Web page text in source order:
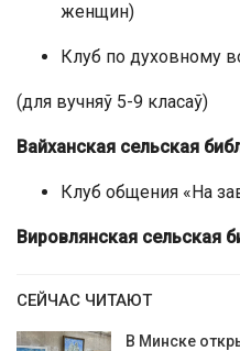
женщин)
Клуб по духовному
(для вучняў 5-9 класаў)
Вайханская сельская
Клуб общения «На
Вировлянская сельская
СЕЙЧАС ЧИТАЮТ
В Минске